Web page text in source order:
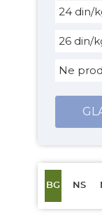
24 din/
26 din/
Ne
BG NS